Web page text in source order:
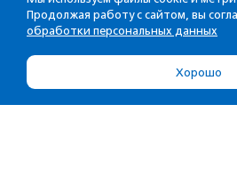
Продолжая работу с сайтом, вы
обработки персональных данных
Хорошо